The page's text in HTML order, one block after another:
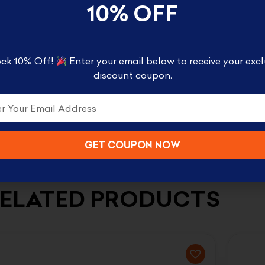
from Funko! This Mini Moment is perfect
PRODUCTS
10% OFF
10% Off!
Enter your email below to receive your
discount coupon.
GET COUPON NOW